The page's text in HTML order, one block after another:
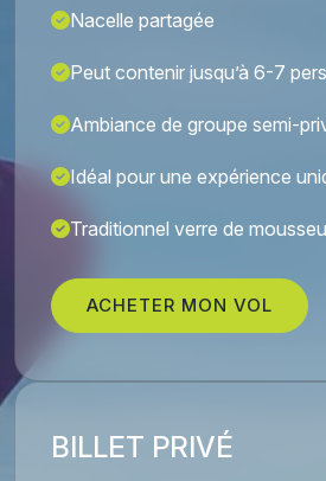
Nacelle partagée
Peut contenir jusqu’à 6-7
Ambiance de groupe semi-
Idéal pour une expérience
Traditionnel verre de
ACHETER MON VOL
BILLET PRIVÉ